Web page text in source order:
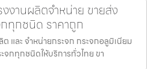
งานผลิตจำหน่าย ขายส่ง
ทุกชนิด ราคาถูก
และ จำหน่ายกระจก กระจกอลูมิเนียม
จกทุกชนิดให้บริการทั่วไทย ขา